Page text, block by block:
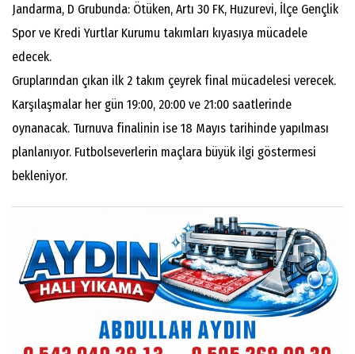
Jandarma, D Grubunda: Ötüken, Artı 30 FK, Huzurevi, İlçe Gençlik
Spor ve Kredi Yurtlar Kurumu takımları kıyasıya mücadele
edecek.
Gruplarından çıkan ilk 2 takım çeyrek final mücadelesi verecek.
Karşılaşmalar her gün 19:00, 20:00 ve 21:00 saatlerinde
oynanacak. Turnuva finalinin ise 18 Mayıs tarihinde yapılması
planlanıyor. Futbolseverlerin maçlara büyük ilgi göstermesi
bekleniyor.